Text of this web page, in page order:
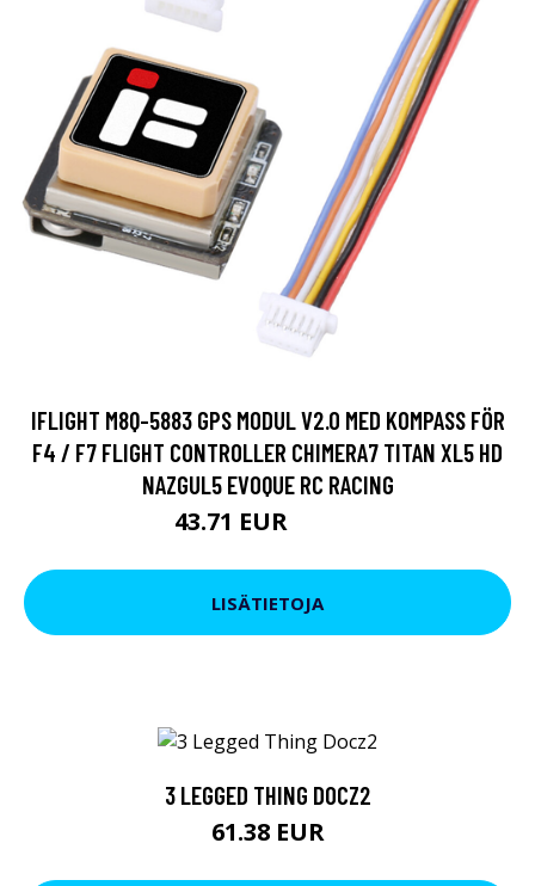
IFLIGHT M8Q-5883 GPS MODUL V2.0 MED KOMPASS FÖR
F4 / F7 FLIGHT CONTROLLER CHIMERA7 TITAN XL5 HD
NAZGUL5 EVOQUE RC RACING
43.71 EUR
LISÄTIETOJA
3 LEGGED THING DOCZ2
61.38 EUR